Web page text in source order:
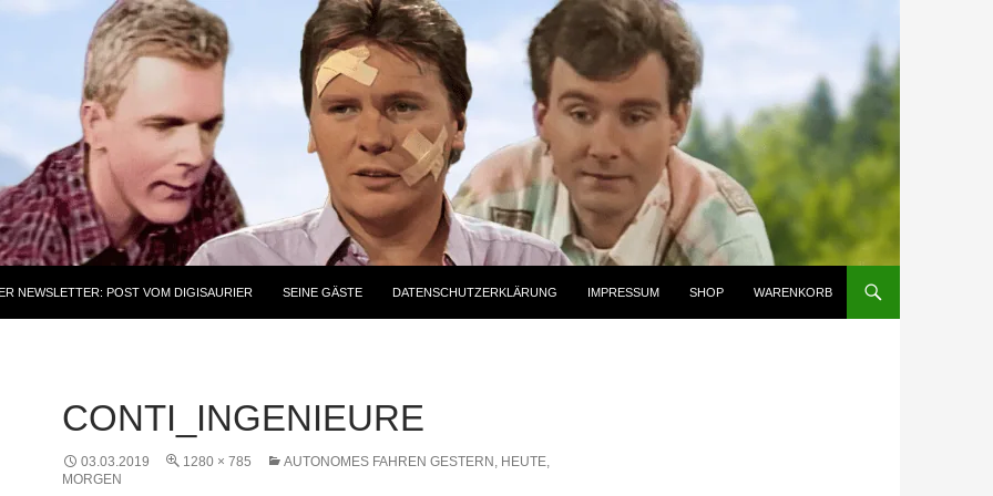
NEWSLETTER: POST VOM DIGISAURIER SEINE GÄSTE DATENSCHUTZERKLÄRUNG IMPRESSUM SHOP WARENKORB
CONTI_INGENIEURE
03.03.2019 1280 × 785
AUTONOMES FAHREN GESTERN, HEUTE,
MORGEN